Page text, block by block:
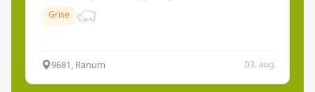
Grise
9681, Ranum 03. aug.